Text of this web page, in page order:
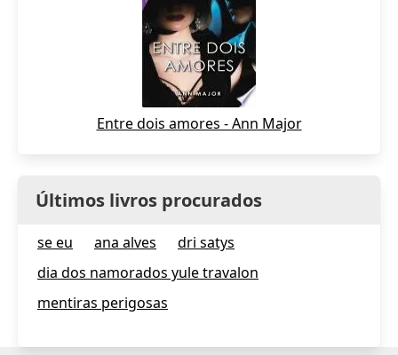
Entre dois amores - Ann Major
Últimos livros procurados
se eu ana alves
dri satys
dia dos namorados yule travalon
mentiras perigosas